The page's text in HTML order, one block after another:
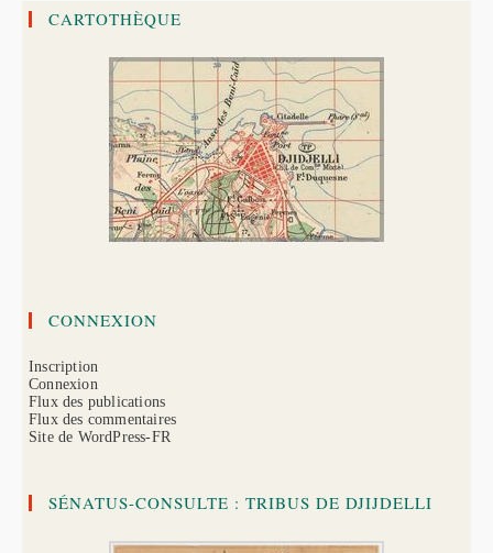
CARTOTHÈQUE
CONNEXION
Inscription
Connexion
Flux des publications
Flux des commentaires
Site de WordPress-FR
SÉNATUS-CONSULTE : TRIBUS DE DJIJDELLI